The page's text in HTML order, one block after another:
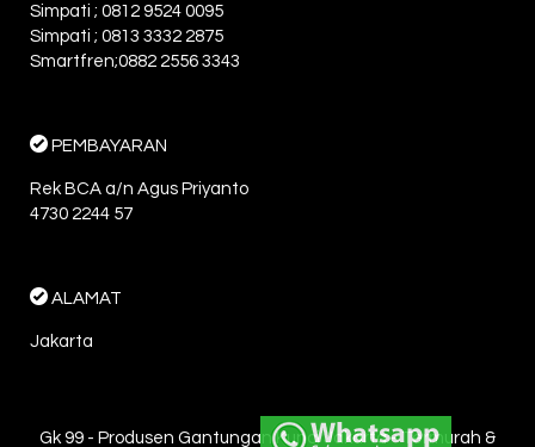
Simpati ; 0812 9524 0095
Simpati ; 0813 3332 2875
Smartfren;0882 2556 3343
PEMBAYARAN
Rek BCA a/n Agus Priyanto
4730 2244 57
ALAMAT
Jakarta
Gk 99 - Produsen Gantungan Kunci Jakarta - Termurah &